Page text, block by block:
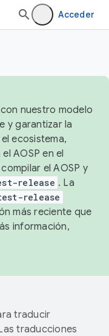
Acceder
nuestro modelo
y garantizar la
ecosistema,
AOSP en el
el AOSP y
release . La
release
más reciente que
información,
traducir
traducciones